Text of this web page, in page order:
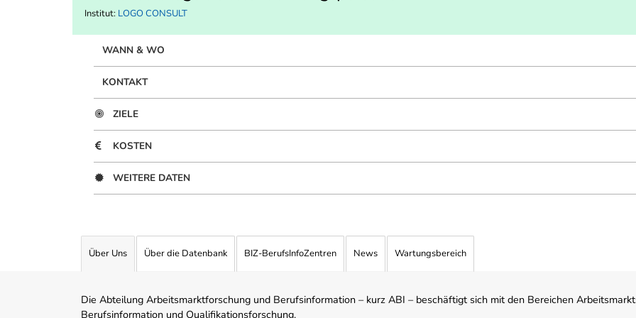
Institut: LOGO CONSULT
WANN & WO
KONTAKT
ZIELE
KOSTEN
WEITERE DATEN
Über Uns Über die Datenbank BIZ-BerufsInfoZentren News Wartungsbereich
Die Abteilung Arbeitsmarktforschung und Berufsinformation – kurz ABI – beschäftigt sich mit den Bereichen
Berufsinformation und Qualifikationsforschung.